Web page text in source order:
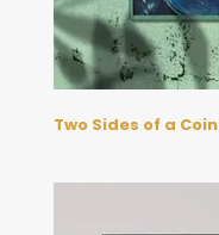
Two Sides of a Coin